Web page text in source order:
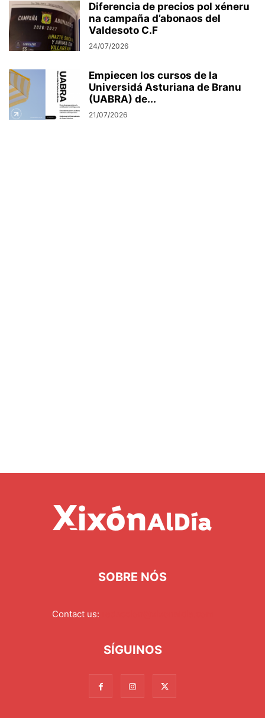
Diferencia de precios pol xéneru
na campaña d’abonaos del
Valdesoto C.F
24/07/2026
Empiecen los cursos de la
Universidá Asturiana de Branu
(UABRA) de...
21/07/2026
SOBRE NÓS
Contact us:
SÍGUINOS